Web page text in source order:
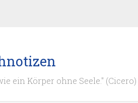
ein Körper ohne Seele." (Cicero)